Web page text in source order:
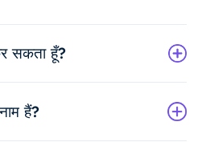
सकता हूँ?
हैं?